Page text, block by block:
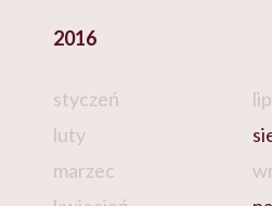
2016
styczeń
luty
marzec